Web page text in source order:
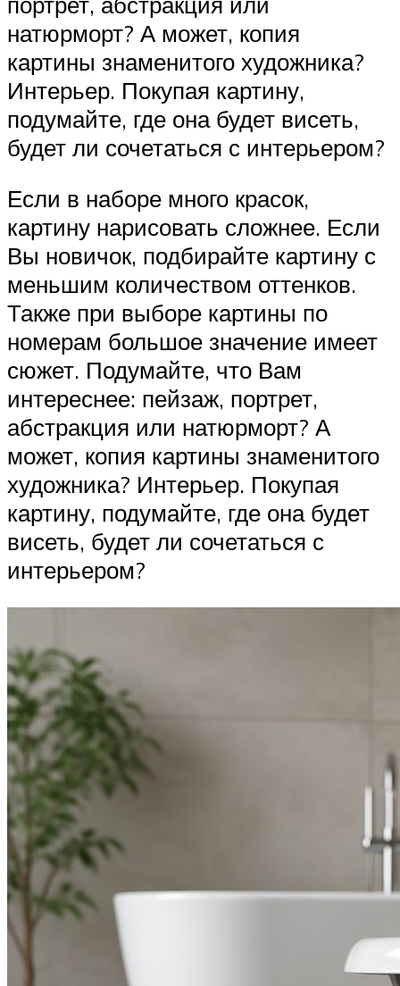
натюрморт? А может, копия
картины знаменитого художника?
Интерьер. Покупая картину,
подумайте, где она будет висеть,
будет ли сочетаться с интерьером?
Если в наборе много красок,
картину нарисовать сложнее. Если
Вы новичок, подбирайте картину с
меньшим количеством оттенков.
Также при выборе картины по
номерам большое значение имеет
сюжет. Подумайте, что Вам
интереснее: пейзаж, портрет,
абстракция или натюрморт? А
может, копия картины знаменитого
художника? Интерьер. Покупая
картину, подумайте, где она будет
висеть, будет ли сочетаться с
интерьером?